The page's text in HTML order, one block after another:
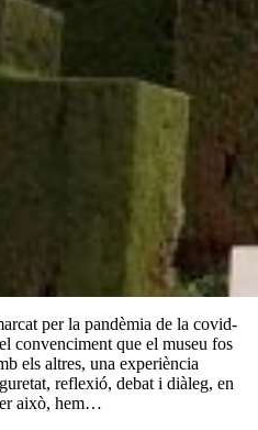
per la pandèmia de la covid-
convenciment que el museu fos
els altres, una experiència
reflexió, debat i diàleg, en
això, hem…